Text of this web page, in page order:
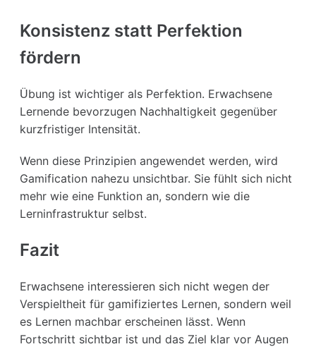
Konsistenz statt Perfektion
fördern
Übung ist wichtiger als Perfektion. Erwachsene
Lernende bevorzugen Nachhaltigkeit gegenüber
kurzfristiger Intensität.
Wenn diese Prinzipien angewendet werden, wird
Gamification nahezu unsichtbar. Sie fühlt sich nicht
mehr wie eine Funktion an, sondern wie die
Lerninfrastruktur selbst.
Fazit
Erwachsene interessieren sich nicht wegen der
Verspieltheit für gamifiziertes Lernen, sondern weil
es Lernen machbar erscheinen lässt. Wenn
Fortschritt sichtbar ist und das Ziel klar vor Augen